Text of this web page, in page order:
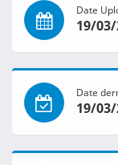
Date
19/03/
Date
19/03/